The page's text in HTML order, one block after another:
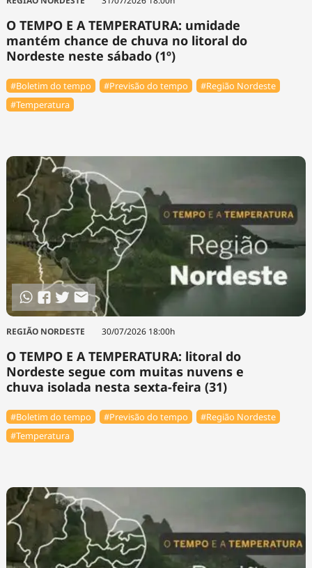
O TEMPO E A TEMPERATURA: umidade
mantém chance de chuva no litoral do
Nordeste neste sábado (1º)
#Boletim do tempo #Previsão do tempo
#Região Nordeste
#Temperatura
REGIÃO NORDESTE 30/07/2026 18:00h
O TEMPO E A TEMPERATURA: litoral do
Nordeste segue com muitas nuvens e
chuva isolada nesta sexta-feira (31)
#Boletim do tempo #Previsão do tempo
#Região Nordeste
#Temperatura